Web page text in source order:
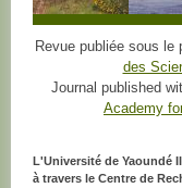
Revue publiée sous le
des
Journal published
Academy
L'Université de Yaoundé
à travers le Centre de